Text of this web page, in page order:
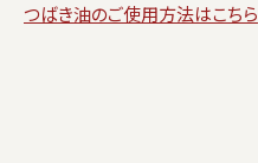
つばき油のご使用方法はこちら